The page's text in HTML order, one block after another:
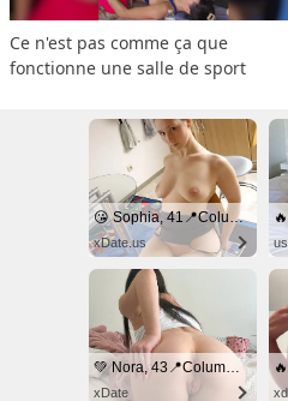
Ce n'est pas comme ça que
fonctionne une salle de sport